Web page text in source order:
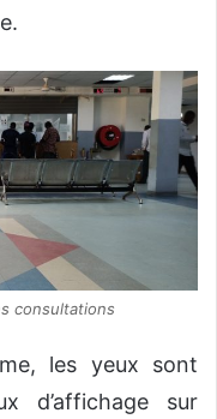
consultations
les yeux sont
d’affichage sur